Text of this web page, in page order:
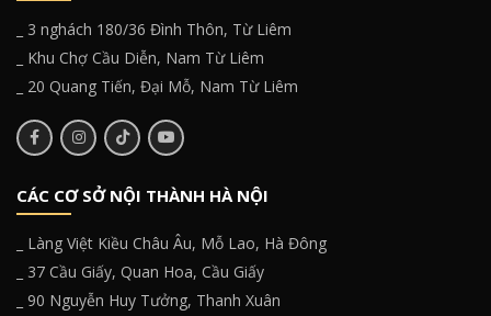
_ 3 nghách 180/36 Đình Thôn, Từ Liêm
_ Khu Chợ Cầu Diễn, Nam Từ Liêm
_ 20 Quang Tiến, Đại Mỗ, Nam Từ Liêm
CÁC CƠ SỞ NỘI THÀNH HÀ NỘI
_ Làng Việt Kiều Châu Âu, Mỗ Lao, Hà Đông
_ 37 Cầu Giấy, Quan Hoa, Cầu Giấy
_ 90 Nguyễn Huy Tưởng, Thanh Xuân